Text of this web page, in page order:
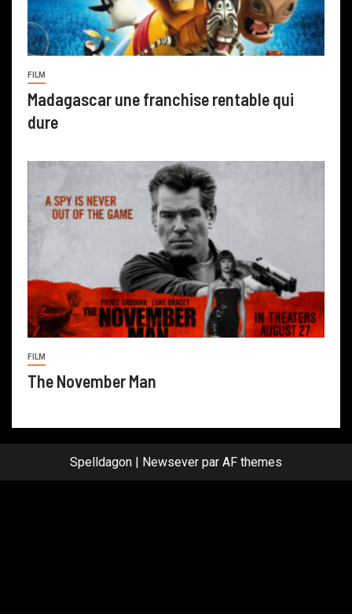
FILM
Madagascar une franchise rentable qui
dure
FILM
The November Man
Spelldagon | Newsever par AF themes